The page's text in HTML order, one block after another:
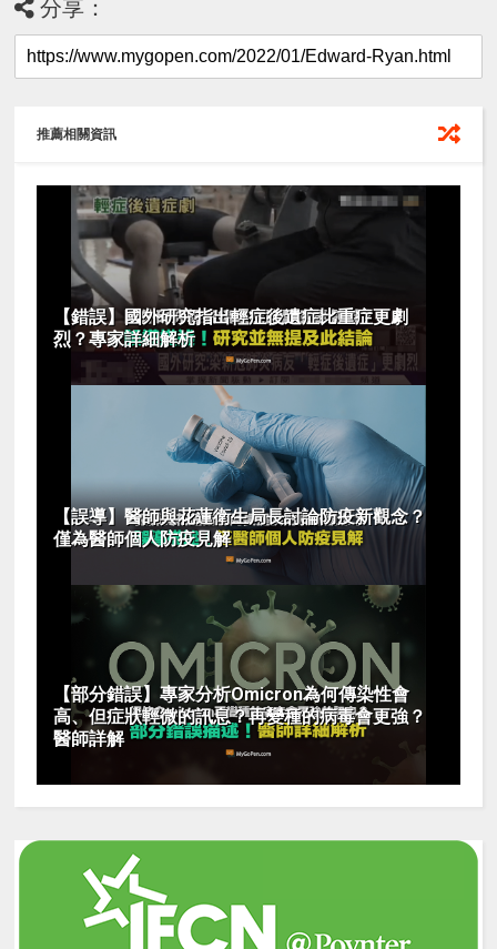
分享：
推薦相關資訊
【錯誤】國外研究指出輕症後遺症比重症更劇
烈？專家詳細解析
【誤導】醫師與花蓮衛生局長討論防疫新觀念？
僅為醫師個人防疫見解
【部分錯誤】專家分析Omicron為何傳染性會
高、但症狀輕微的訊息？再變種的病毒會更強？
醫師詳解